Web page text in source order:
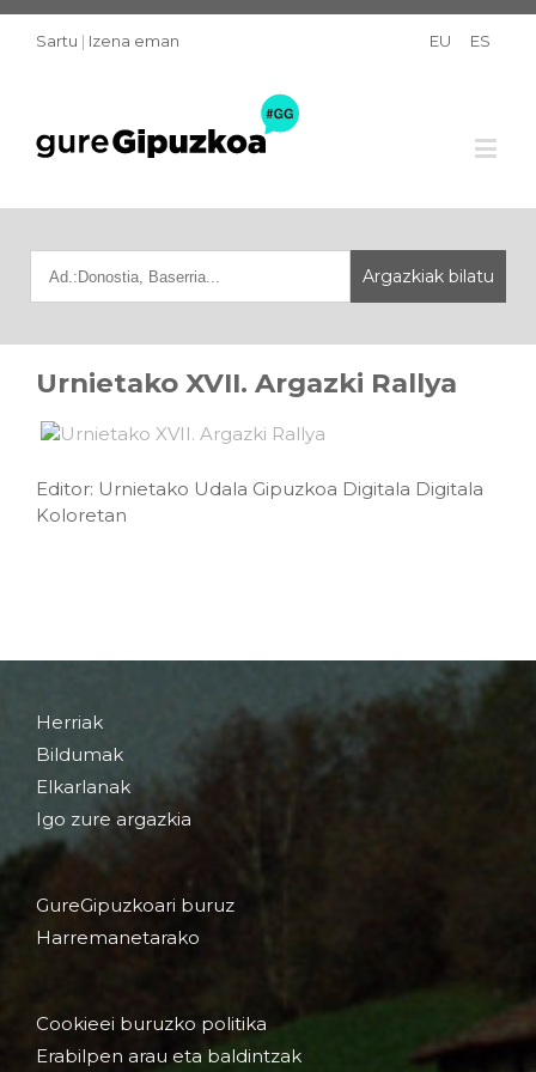
Sartu | Izena eman EU ES
Urnietako XVII. Argazki Rallya
Editor: Urnietako Udala Gipuzkoa Digitala Digitala
Koloretan
Herriak
Bildumak
Elkarlanak
Igo zure argazkia
GureGipuzkoari buruz
Harremanetarako
Cookieei buruzko politika
Erabilpen arau eta baldintzak